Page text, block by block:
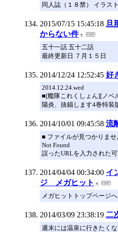
同人誌（１８禁） イラス
2015/07/15 15:45:18 旦
からない件
五十一話 五十二話
最終更新日 ７月１５日
2014/12/24 12:52:45 好
2014.12.24.wed
■[艦隊これくしょん][ノベ
陽炎、抜錨します4巻特装
2014/10/01 09:45:58 流
■ ファイルが見つかりませ
Not Found
誤ったURLを入力された
2014/04/04 00:34:00 イ
ジ メガヒット
メガヒットトップページへ
2014/03/09 23:38:19 二
週末には温泉に行きたく